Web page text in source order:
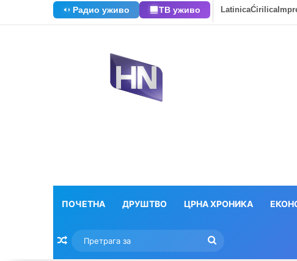
Радио уживо ТВ уживо LatinicaĆirilica
ПОЧЕТНА ДРУШТВО ЦРНА ХРОНИКА
Насумични текстови